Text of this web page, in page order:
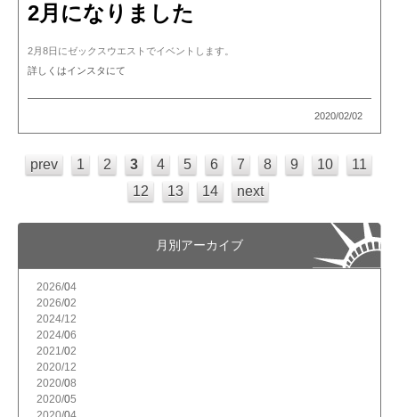
2月になりました
2月8日にゼックスウエストでイベントします。
詳しくはインスタにて
2020/02/02
prev 1 2 3 4 5 6 7 8 9 10
11
12
13 14 next
月別アーカイブ
2026/ 4
2026/ 2
2024/12
2024/ 6
2021/ 2
2020/12
2020/ 8
2020/ 5